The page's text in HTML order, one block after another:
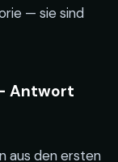
— sie sind
Antwort
aus den ersten